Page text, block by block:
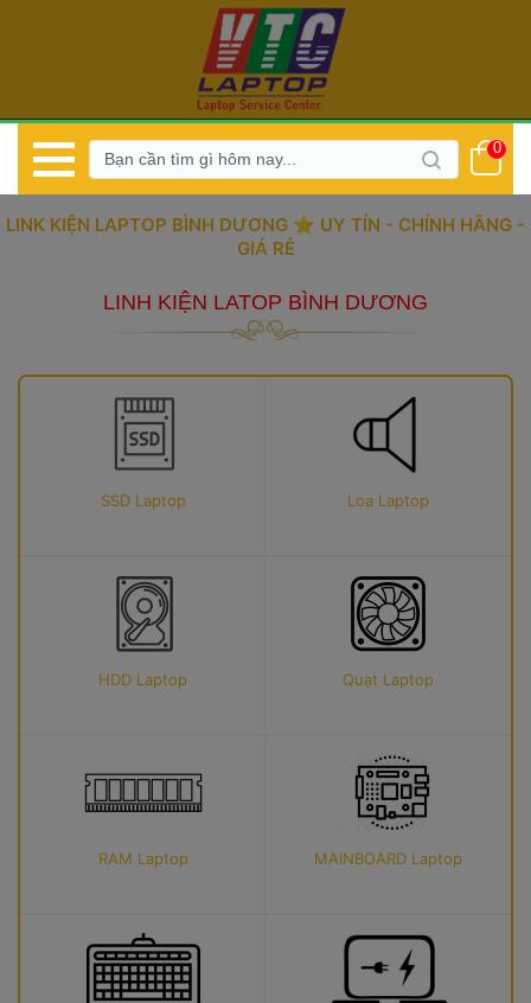
0
LINK KIỆN LAPTOP BÌNH DƯƠNG ⭐️ UY TÍN - CHÍNH HÃNG -
GIÁ RẺ
LINH KIỆN LATOP BÌNH DƯƠNG
SSD Laptop
HDD Laptop
RAM Laptop
Loa Laptop
Quạt Laptop
MAINBOARD Laptop